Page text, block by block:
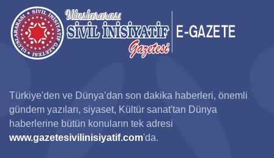
Türkiye'den ve Dünya’dan son dakika haberleri, önemli
gündem yazıları, siyaset, Kültür sanat'tan Dünya
haberlerine bütün konuların tek adresi
www.gazetesivilinisiyatif.com'da.